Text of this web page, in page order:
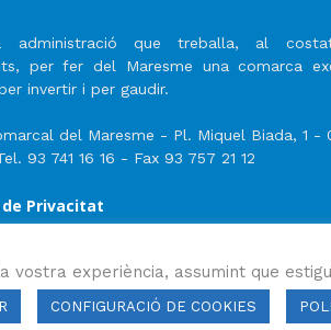
administració que treballa, al
per fer del Maresme una comarca
invertir i per gaudir.
del Maresme - Pl. Miquel Biada, 1 -
93 741 16 16 - Fax 93 757 21 12
Privacitat
experiència, assumint que
CONFIGURACIÓ DE COOKIES